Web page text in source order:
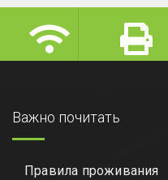
Важно почитать
Правила проживания